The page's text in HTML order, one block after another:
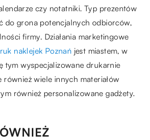
czy notatniki. Typ prezentów
do grona potencjalnych odbiorców,
firmy. Działania marketingowe
naklejek Poznań jest miastem, w
tym wyspecjalizowane drukarnie
wiele innych materiałów
również personalizowane gadżety.